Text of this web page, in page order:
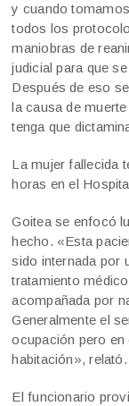
y cuando
todos los
maniobras de
judicial para que
Después de eso
la causa de
tenga que
La mujer fallecida
horas en el
Goitea se enfocó
hecho. «Esta
sido internada por
tratamiento
acompañada por
Generalmente el
ocupación pero en
habitación», relató.
El funcionario